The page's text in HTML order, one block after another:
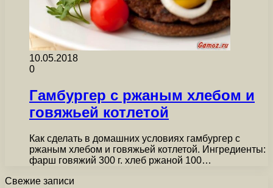
10.05.2018
0
Гамбургер с ржаным хлебом и
говяжьей котлетой
Как сделать в домашних условиях гамбургер с
ржаным хлебом и говяжьей котлетой. Ингредиенты:
фарш говяжий 300 г. хлеб ржаной 100…
Свежие записи